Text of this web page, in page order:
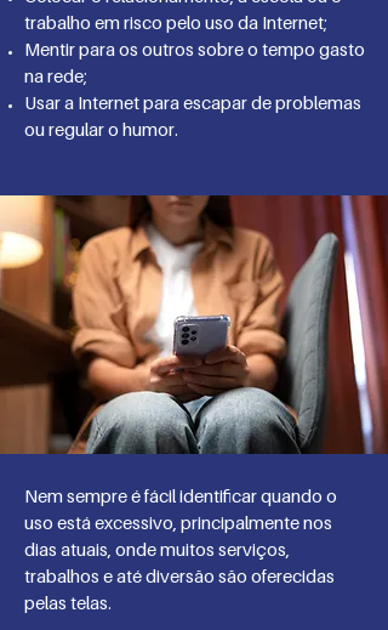
trabalho em risco pelo uso da Internet;
Mentir para os outros sobre o tempo gasto
na rede;
Usar a Internet para escapar de problemas
ou regular o humor.
Nem sempre é fácil identificar quando o
uso está excessivo, principalmente nos
dias atuais, onde muitos serviços,
trabalhos e até diversão são oferecidas
pelas telas.